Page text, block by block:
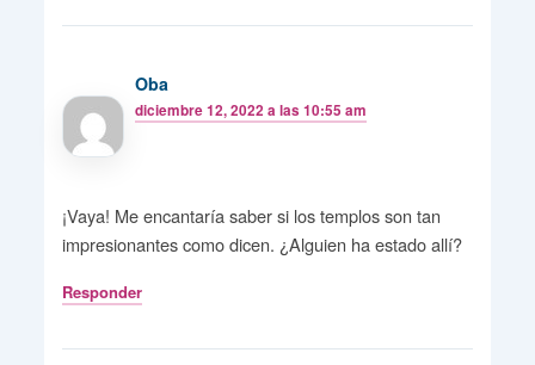
Oba
diciembre 12, 2022 a las 10:55 am
¡Vaya! Me encantaría saber si los templos son tan
impresionantes como dicen. ¿Alguien ha estado allí?
Responder